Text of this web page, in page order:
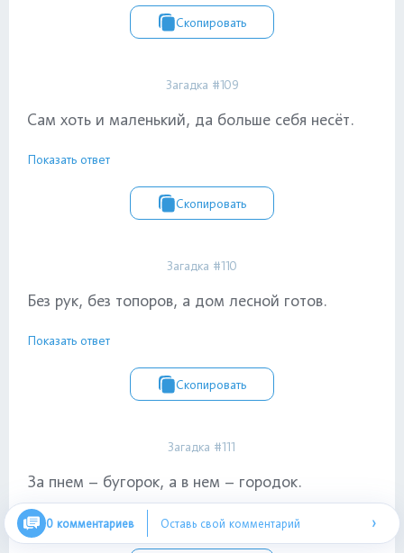
Скопировать
Загадка #109
Сам хоть и маленький, да больше себя несёт.
Показать ответ
Скопировать
Загадка #110
Без рук, без топоров, а дом лесной готов.
Показать ответ
Скопировать
Загадка #111
За пнем – бугорок, а в нем – городок.
Показать ответ
0 комментариев Оставь свой комментарий ›